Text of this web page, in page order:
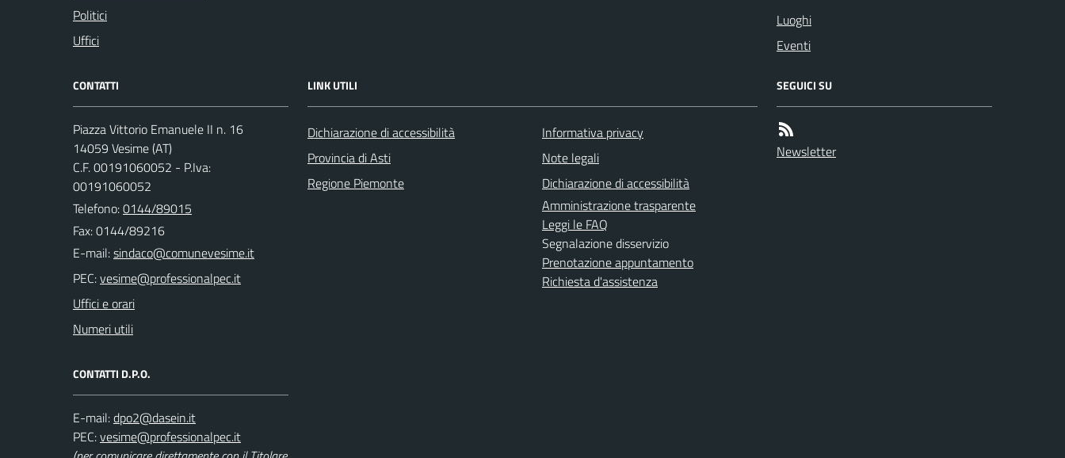
Politici
Uffici
Luoghi
Eventi
CONTATTI
Piazza Vittorio Emanuele II n. 16
14059 Vesime (AT)
C.F. 00191060052 - P.Iva:
00191060052
Telefono:0144/89015
Fax: 0144/89216
E-mail:
PEC:
Uffici e orari
Numeri utili
CONTATTI D.P.O.
E-mail:
PEC:
LINK UTILI
Dichiarazione di accessibilità
Provincia di Asti
Regione Piemonte
Informativa privacy
Note legali
Dichiarazione di accessibilità
Amministrazione trasparente
Leggi le FAQ
Segnalazione disservizio
Prenotazione appuntamento
Richiesta d'assistenza
SEGUICI SU
Newsletter